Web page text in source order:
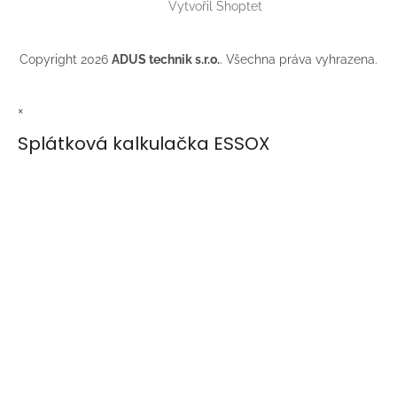
Vytvořil Shoptet
Copyright 2026 ADUS technik s.r.o.. Všechna práva vyhrazena.
×
Splátková kalkulačka ESSOX